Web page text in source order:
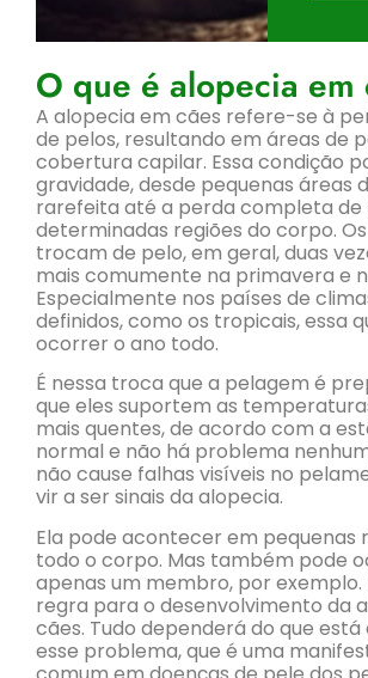
O que é alopecia em
A alopecia em cães refere-se à
de pelos, resultando em áreas de
cobertura capilar. Essa condição
gravidade, desde pequenas áreas
rarefeita até a perda completa de
determinadas regiões do corpo.
trocam de pelo, em geral, duas
mais comumente na primavera e
Especialmente nos países de
definidos, como os tropicais, essa
ocorrer o ano todo.
É nessa troca que a pelagem é
que eles suportem as
mais quentes, de acordo com a
normal e não há problema
não cause falhas visíveis no
vir a ser sinais da alopecia.
Ela pode acontecer em pequenas
todo o corpo. Mas também pode
apenas um membro, por exemplo.
regra para o desenvolvimento da
cães. Tudo dependerá do que está
esse problema, que é uma